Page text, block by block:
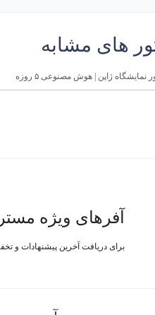
های مشابه
نمایشگاه ژاپن | هوش مصنوعی ۵ روزه
آفرهای ویژه
برای دریافت آخرین پیشنهادات و